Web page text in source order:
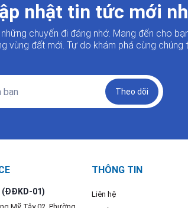
nhật tin tức mới
chuyến đi đáng nhớ. Mang đến cho
vùng đất mới. Tự do khám phá cùng chúng
Theo dõi
(ĐĐKD-01)
THÔNG TIN
Liên hệ